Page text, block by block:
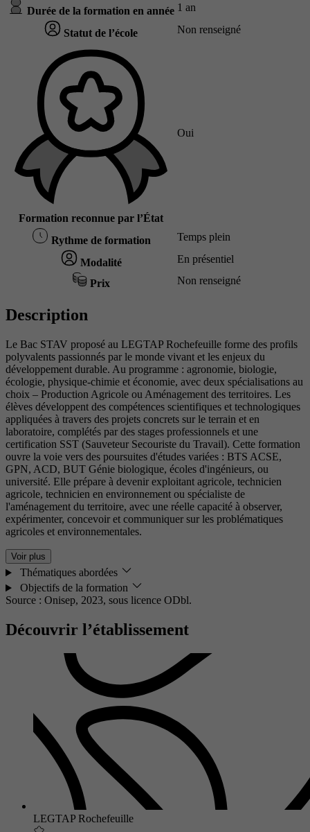
Durée de la formation en année 1 an
Statut de l’école Non renseigné
Formation reconnue par l’État
Oui
Rythme de formation Temps plein
Modalité En présentiel
Prix Non renseigné
Description
Le Bac STAV proposé au LEGTAP Rochefeuille forme des profils
polyvalents passionnés par le monde vivant et les enjeux du
développement durable. Au programme : agronomie, biologie,
écologie, physique-chimie et économie, avec deux spécialisations au
choix – Production Agricole ou Aménagement des territoires. Les
élèves développent des compétences scientifiques et technologiques
appliquées à travers des projets concrets sur le terrain et en
laboratoire, complétés par des stages professionnels et une
certification SST (Sauveteur Secouriste du Travail). Cette formation
ouvre la voie vers des poursuites d'études variées : BTS ACSE,
GPN, ACD, BUT Génie biologique, écoles d'ingénieurs, ou
université. Elle prépare à devenir exploitant agricole, technicien
agricole, technicien en environnement ou spécialiste de
l'aménagement du territoire, avec une réelle capacité à observer,
expérimenter, concevoir et communiquer sur les problématiques
agricoles et environnementales.
Voir plus
Thématiques abordées
Objectifs de la formation
Source : Onisep, 2023, sous licence ODbl.
Découvrir l’établissement
LEGTAP Rochefeuille